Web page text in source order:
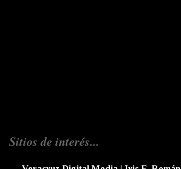
Sitios de interés...